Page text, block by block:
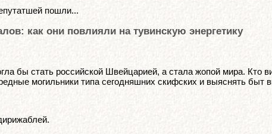
пошли...
как они повлияли на тувинскую энергетику
бы стать российской Швейцарией, а стала жопой мира. Кто
могильники типа сегодняшних скифских и выяснять быт